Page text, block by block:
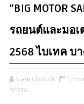
“BIG MOTOR
รถยนต์และมอเ
2568 ไบเทค บ
Siam Outlook 12
รกรรม,